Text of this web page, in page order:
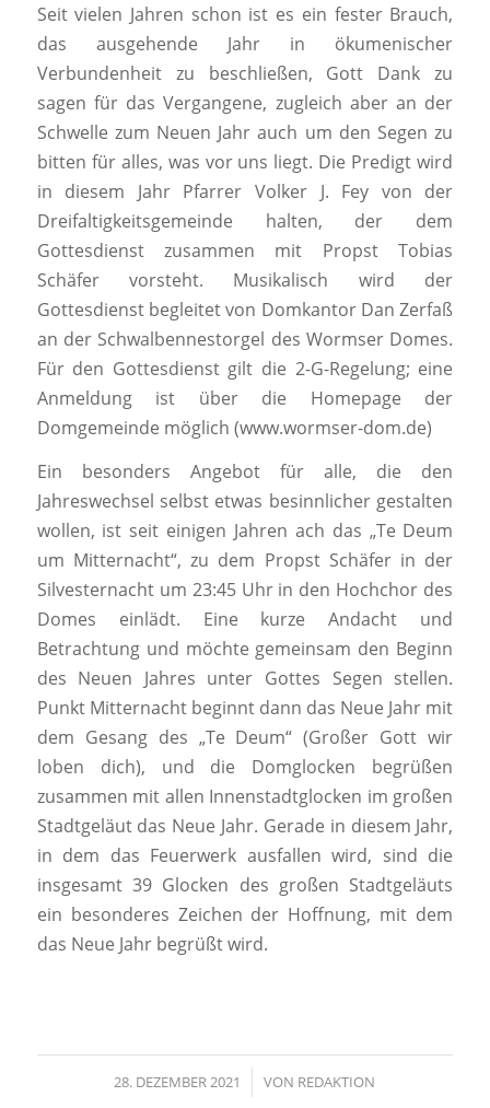
Seit vielen Jahren schon ist es ein fester Brauch,
das ausgehende Jahr in ökumenischer
Verbundenheit zu beschließen, Gott Dank zu
sagen für das Vergangene, zugleich aber an der
Schwelle zum Neuen Jahr auch um den Segen zu
bitten für alles, was vor uns liegt. Die Predigt wird
in diesem Jahr Pfarrer Volker J. Fey von der
Dreifaltigkeitsgemeinde halten, der dem
Gottesdienst zusammen mit Propst Tobias
Schäfer vorsteht. Musikalisch wird der
Gottesdienst begleitet von Domkantor Dan Zerfaß
an der Schwalbennestorgel des Wormser Domes.
Für den Gottesdienst gilt die 2-G-Regelung; eine
Anmeldung ist über die Homepage der
Domgemeinde möglich (www.wormser-dom.de)
Ein besonders Angebot für alle, die den
Jahreswechsel selbst etwas besinnlicher gestalten
wollen, ist seit einigen Jahren ach das „Te Deum
um Mitternacht“, zu dem Propst Schäfer in der
Silvesternacht um 23:45 Uhr in den Hochchor des
Domes einlädt. Eine kurze Andacht und
Betrachtung und möchte gemeinsam den Beginn
des Neuen Jahres unter Gottes Segen stellen.
Punkt Mitternacht beginnt dann das Neue Jahr mit
dem Gesang des „Te Deum“ (Großer Gott wir
loben dich), und die Domglocken begrüßen
zusammen mit allen Innenstadtglocken im großen
Stadtgeläut das Neue Jahr. Gerade in diesem Jahr,
in dem das Feuerwerk ausfallen wird, sind die
insgesamt 39 Glocken des großen Stadtgeläuts
ein besonderes Zeichen der Hoffnung, mit dem
das Neue Jahr begrüßt wird.
28. DEZEMBER 2021
/ VON REDAKTION